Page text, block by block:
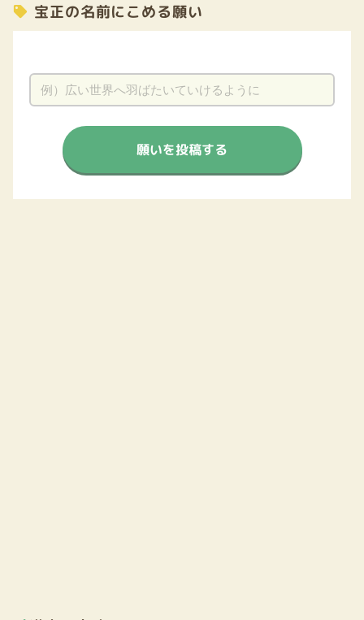
宝正の名前にこめる願い
願いを投稿する